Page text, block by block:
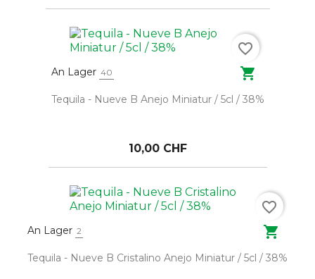
An Lager 40 
Tequila - Nueve B Anejo Miniatur / 5cl / 38%
10,00 CHF
favorite_border
An Lager 2 
Tequila - Nueve B Cristalino Anejo Miniatur / 5cl / 38%
favorite_border